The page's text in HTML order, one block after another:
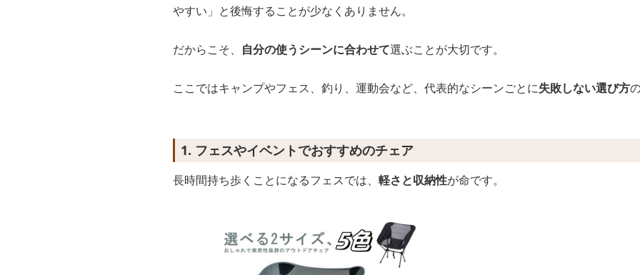
やすい」と後悔することが少なくありません。
だからこそ、 自分の使うシーンに合わせて選ぶことが大切です。
ここではキャンプやフェス、釣り、運動会など、代表的なシーンごとに失敗しない選び方
1. フェスやイベントでおすすめのチェア
長時間持ち歩くことになるフェスでは、 軽さと収納性が命です。